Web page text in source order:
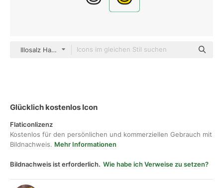
Illosalz Hand Drawn Color
Glücklich kostenlos Icon
Flaticonlizenz
Kostenlos für den persönlichen und kommerziellen Gebrauch mit
Bildnachweis. Mehr Informationen
Bildnachweis ist erforderlich. Wie habe ich Verweise zu setzen?